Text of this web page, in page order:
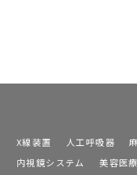
X線装置 人工呼吸器
内視鏡システム
美容医